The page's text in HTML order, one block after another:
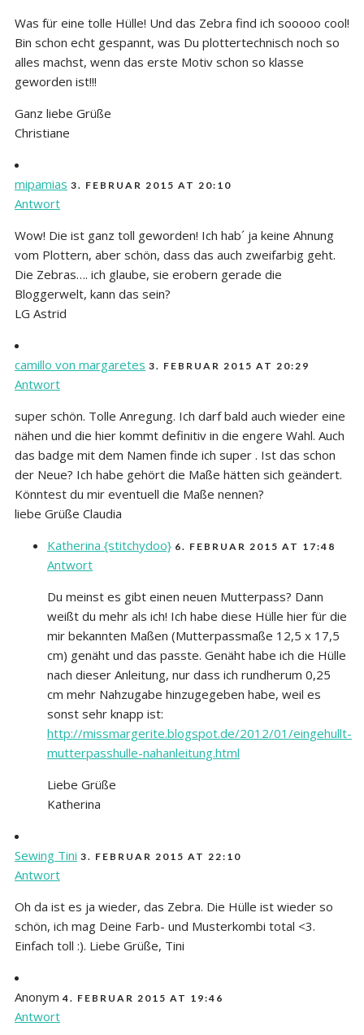
Was für eine tolle Hülle! Und das Zebra find ich sooooo cool!
Bin schon echt gespannt, was Du plottertechnisch noch so
alles machst, wenn das erste Motiv schon so klasse
geworden ist!!!
Ganz liebe Grüße
Christiane
mipamias 3. FEBRUAR 2015 AT 20:10
Antwort
Wow! Die ist ganz toll geworden! Ich hab´ ja keine Ahnung
vom Plottern, aber schön, dass das auch zweifarbig geht.
Die Zebras…. ich glaube, sie erobern gerade die
Bloggerwelt, kann das sein?
LG Astrid
camillo von margaretes 3. FEBRUAR 2015 AT 20:29
Antwort
super schön. Tolle Anregung. Ich darf bald auch wieder eine
nähen und die hier kommt definitiv in die engere Wahl. Auch
das badge mit dem Namen finde ich super . Ist das schon
der Neue? Ich habe gehört die Maße hätten sich geändert.
Könntest du mir eventuell die Maße nennen?
liebe Grüße Claudia
Katherina {stitchydoo} 6. FEBRUAR 2015 AT 17:48
Antwort
Du meinst es gibt einen neuen Mutterpass? Dann
weißt du mehr als ich! Ich habe diese Hülle hier für die
mir bekannten Maßen (Mutterpassmaße 12,5 x 17,5
cm) genäht und das passte. Genäht habe ich die Hülle
nach dieser Anleitung, nur dass ich rundherum 0,25
cm mehr Nahzugabe hinzugegeben habe, weil es
sonst sehr knapp ist:
http://missmargerite.blogspot.de/2012/01/eingehullt-
mutterpasshulle-nahanleitung.html
Liebe Grüße
Katherina
Sewing Tini 3. FEBRUAR 2015 AT 22:10
Antwort
Oh da ist es ja wieder, das Zebra. Die Hülle ist wieder so
schön, ich mag Deine Farb- und Musterkombi total <3.
Einfach toll :). Liebe Grüße, Tini
Anonym 4. FEBRUAR 2015 AT 19:46
Antwort